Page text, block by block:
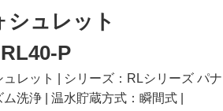
シュレット
P
ュレット | シリーズ：RLシリーズ パ
ム洗浄 | 温水貯蔵方式：瞬間式 |